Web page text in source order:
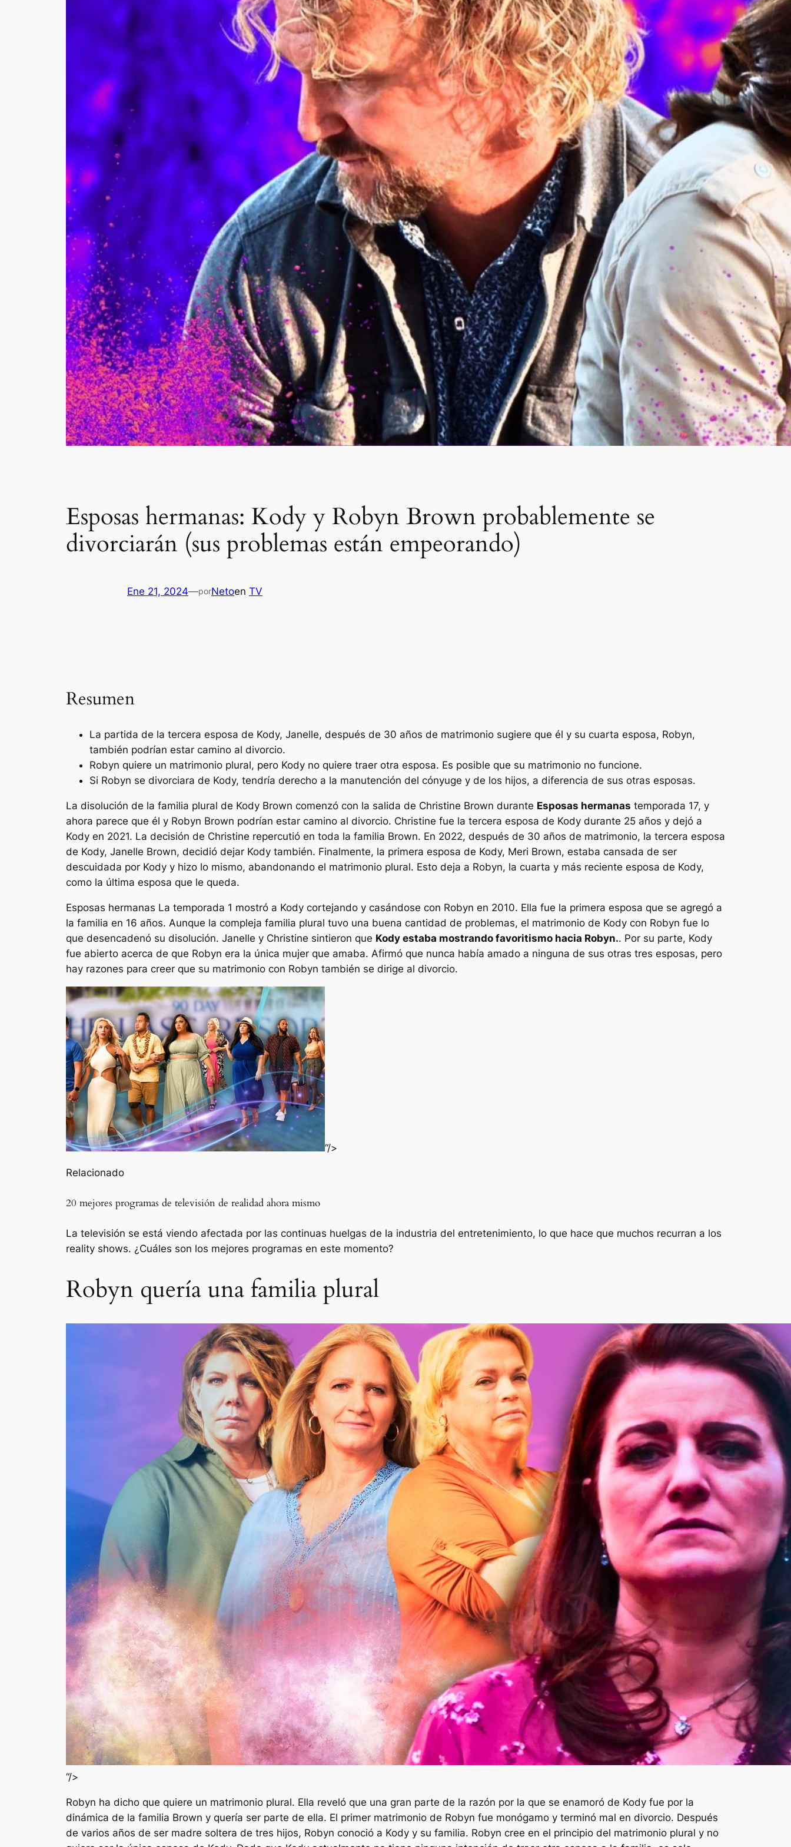
Esposas hermanas: Kody y Robyn Brown probablemente se
divorciarán (sus problemas están empeorando)
Ene 21, 2024—porNetoen TV
Resumen
La partida de la tercera esposa de Kody, Janelle, después de 30 años de matrimonio sugiere que él y su cuarta esposa, Robyn,
también podrían estar camino al divorcio.
Robyn quiere un matrimonio plural, pero Kody no quiere traer otra esposa. Es posible que su matrimonio no funcione.
Si Robyn se divorciara de Kody, tendría derecho a la manutención del cónyuge y de los hijos, a diferencia de sus otras esposas.
La disolución de la familia plural de Kody Brown comenzó con la salida de Christine Brown durante Esposas hermanas temporada 17, y
ahora parece que él y Robyn Brown podrían estar camino al divorcio. Christine fue la tercera esposa de Kody durante 25 años y dejó a
Kody en 2021. La decisión de Christine repercutió en toda la familia Brown. En 2022, después de 30 años de matrimonio, la tercera esposa
de Kody, Janelle Brown, decidió dejar Kody también. Finalmente, la primera esposa de Kody, Meri Brown, estaba cansada de ser
descuidada por Kody y hizo lo mismo, abandonando el matrimonio plural. Esto deja a Robyn, la cuarta y más reciente esposa de Kody,
como la última esposa que le queda.
Esposas hermanas La temporada 1 mostró a Kody cortejando y casándose con Robyn en 2010. Ella fue la primera esposa que se agregó a
la familia en 16 años. Aunque la compleja familia plural tuvo una buena cantidad de problemas, el matrimonio de Kody con Robyn fue lo
que desencadenó su disolución. Janelle y Christine sintieron que Kody estaba mostrando favoritismo hacia Robyn.. Por su parte, Kody
fue abierto acerca de que Robyn era la única mujer que amaba. Afirmó que nunca había amado a ninguna de sus otras tres esposas, pero
hay razones para creer que su matrimonio con Robyn también se dirige al divorcio.
“/>
Relacionado
20 mejores programas de televisión de realidad ahora mismo
La televisión se está viendo afectada por las continuas huelgas de la industria del entretenimiento, lo que hace que muchos recurran a los
reality shows. ¿Cuáles son los mejores programas en este momento?
Robyn quería una familia plural
“/>
Robyn ha dicho que quiere un matrimonio plural. Ella reveló que una gran parte de la razón por la que se enamoró de Kody fue por la
dinámica de la familia Brown y quería ser parte de ella. El primer matrimonio de Robyn fue monógamo y terminó mal en divorcio. Después
de varios años de ser madre soltera de tres hijos, Robyn conoció a Kody y su familia. Robyn cree en el principio del matrimonio plural y no